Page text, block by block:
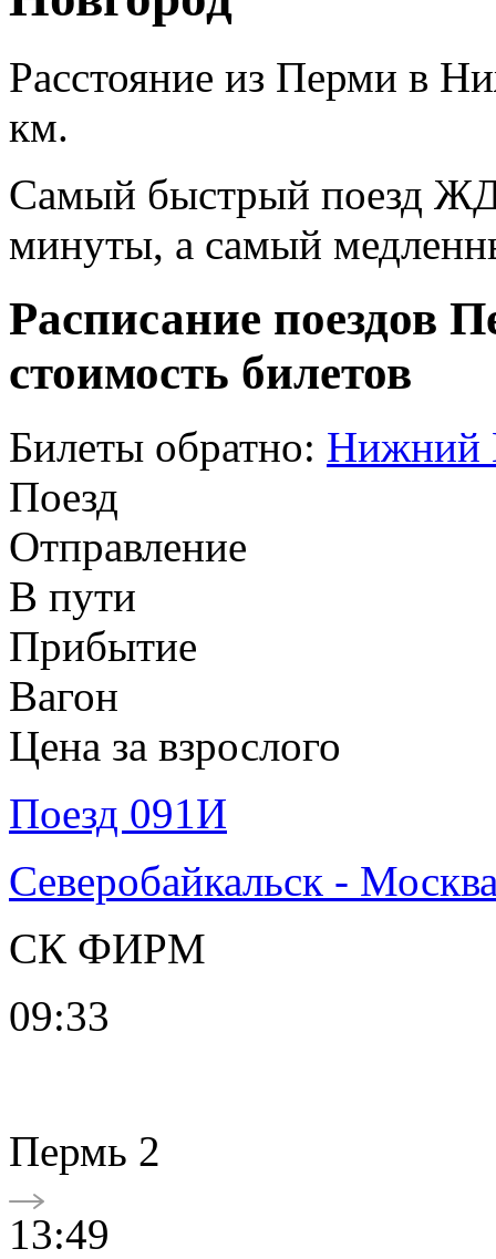
Расстояние из Перми в
км.
Самый быстрый поезд ЖД
минуты, а самый
Расписание поездов
стоимость билетов
Билеты обратно: Нижний
Поезд
Отправление
В пути
Прибытие
Вагон
Цена за взрослого
Поезд 091И
Северобайкальск -
СК ФИРМ
09:33
Пермь 2
13:49